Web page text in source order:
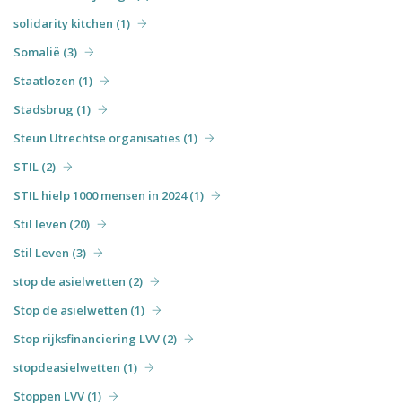
solidarity kitchen (1)
Somalië (3)
Staatlozen (1)
Stadsbrug (1)
Steun Utrechtse organisaties (1)
STIL (2)
STIL hielp 1000 mensen in 2024 (1)
Stil leven (20)
Stil Leven (3)
stop de asielwetten (2)
Stop de asielwetten (1)
Stop rijksfinanciering LVV (2)
stopdeasielwetten (1)
Stoppen LVV (1)